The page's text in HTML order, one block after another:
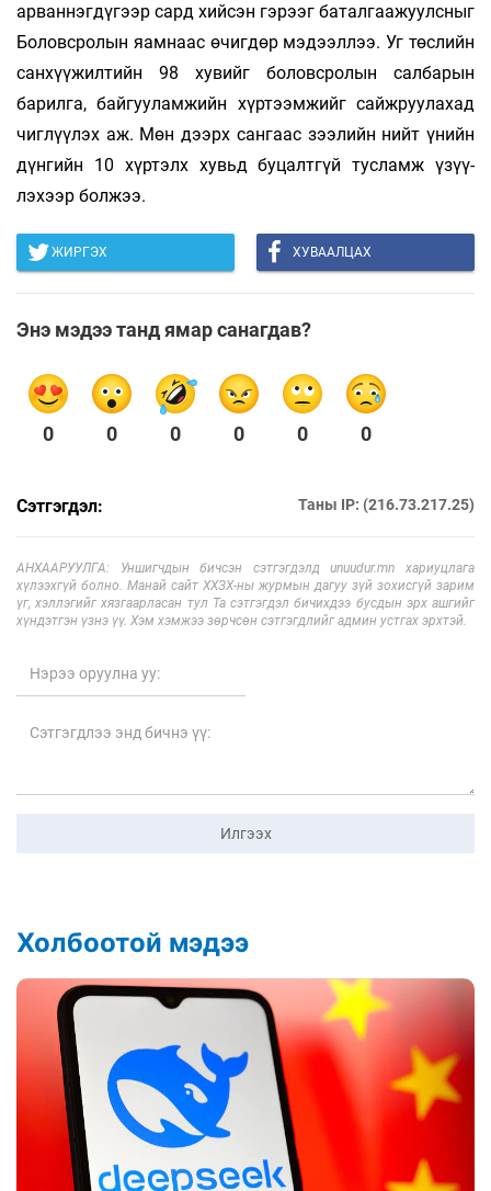
арваннэгдүгээр сард хийсэн гэрээг баталгаажуулсныг
Боловсролын яа­м­­наас өчиг­дөр мэдээллээ. Уг төслийн
сан­­хүү­­жил­тийн 98 хувийг боловсролын сал­ба­рын
барилга, байгууламжийн хүр­тээм­­жийг сайжруулахад
чиглүүлэх аж. Мөн дээрх сан­гаас зээлийн нийт үнийн
дүн­­гийн 10 хүртэлх хувьд буцалтгүй тус­лам­ж үзүү­
лэхээр болжээ.
ЖИРГЭХ ХУВААЛЦАХ
Энэ мэдээ танд ямар санагдав?
0 0 0 0 0 0
Сэтгэгдэл: Таны IP: (216.73.217.25)
АНХААРУУЛГА: Уншигчдын бичсэн сэтгэгдэлд unuudur.mn хариуцлага
хүлээхгүй болно. Манай сайт ХХЗХ-ны журмын дагуу зүй зохисгүй зарим
үг, хэллэгийг хязгаарласан тул Та сэтгэгдэл бичихдээ бусдын эрх ашгийг
хүндэтгэн үзнэ үү. Хэм хэмжээ зөрчсөн сэтгэгдлийг админ устгах эрхтэй.
Илгээх
Холбоотой мэдээ